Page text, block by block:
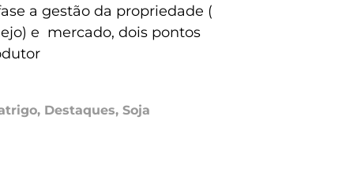
a gestão da propriedade (
e mercado, dois pontos
, Destaques, Soja